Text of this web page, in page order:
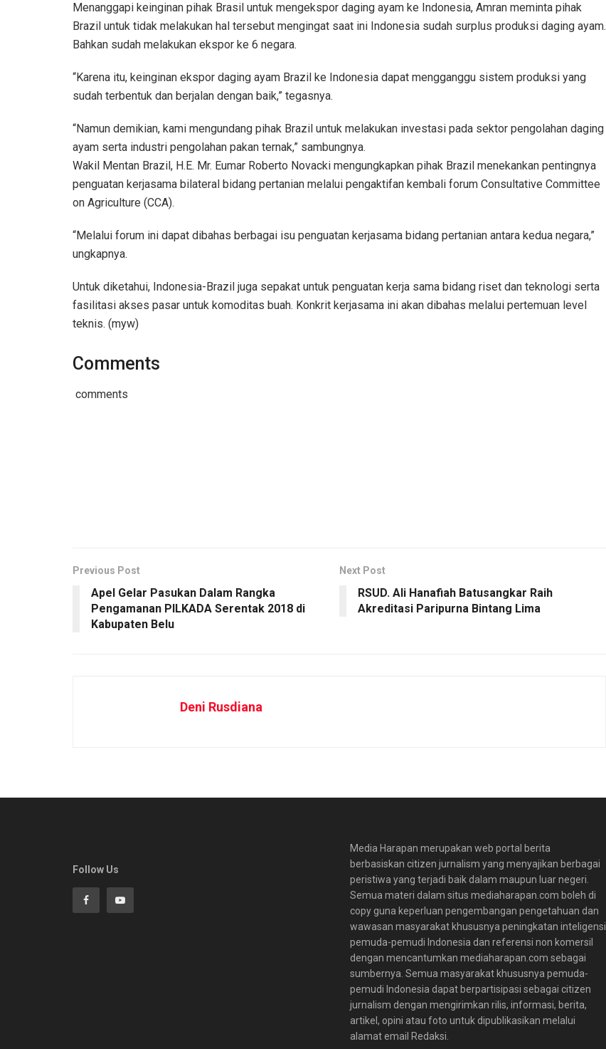
Menanggapi keinginan pihak Brasil untuk mengekspor daging ayam ke Indonesia, Amran meminta pihak
Brazil untuk tidak melakukan hal tersebut mengingat saat ini Indonesia sudah surplus produksi daging ayam.
Bahkan sudah melakukan ekspor ke 6 negara.
“Karena itu, keinginan ekspor daging ayam Brazil ke Indonesia dapat mengganggu sistem produksi yang
sudah terbentuk dan berjalan dengan baik,” tegasnya.
“Namun demikian, kami mengundang pihak Brazil untuk melakukan investasi pada sektor pengolahan daging
ayam serta industri pengolahan pakan ternak,” sambungnya.
Wakil Mentan Brazil, H.E. Mr. Eumar Roberto Novacki mengungkapkan pihak Brazil menekankan pentingnya
penguatan kerjasama bilateral bidang pertanian melalui pengaktifan kembali forum Consultative Committee
on Agriculture (CCA).
“Melalui forum ini dapat dibahas berbagai isu penguatan kerjasama bidang pertanian antara kedua negara,”
ungkapnya.
Untuk diketahui, Indonesia-Brazil juga sepakat untuk penguatan kerja sama bidang riset dan teknologi serta
fasilitasi akses pasar untuk komoditas buah. Konkrit kerjasama ini akan dibahas melalui pertemuan level
teknis. (myw)
Comments
comments
Previous Post
Apel Gelar Pasukan Dalam Rangka
Pengamanan PILKADA Serentak 2018 di
Kabupaten Belu
Next Post
RSUD. Ali Hanafiah Batusangkar Raih
Akreditasi Paripurna Bintang Lima
Deni Rusdiana
Follow Us
Media Harapan merupakan web portal berita
berbasiskan citizen jurnalism yang menyajikan berbagai
peristiwa yang terjadi baik dalam maupun luar negeri.
Semua materi dalam situs mediaharapan.com boleh di
copy guna keperluan pengembangan pengetahuan dan
wawasan masyarakat khususnya peningkatan inteligensi
pemuda-pemudi Indonesia dan referensi non komersil
dengan mencantumkan mediaharapan.com sebagai
sumbernya. Semua masyarakat khususnya pemuda-
pemudi Indonesia dapat berpartisipasi sebagai citizen
jurnalism dengan mengirimkan rilis, informasi, berita,
artikel, opini atau foto untuk dipublikasikan melalui
alamat email Redaksi.